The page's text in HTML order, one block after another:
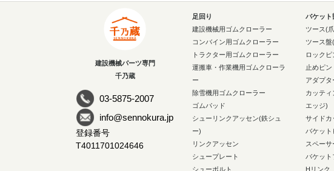
建設機械パーツ専門
千乃蔵
03-5875-2007
info@sennokura.jp
登録番号
T4011701024646
足回り
建設機械用ゴムクローラー
コンバイン用ゴムクローラー
トラクター用ゴムクローラー
運搬車・作業機用ゴムクローラ
ー
除雪機用ゴムクローラー
ゴムパッド
シューリンクアッセン(鉄シュ
ー)
リンクアッセン
シュープレート
シューボルト
バケット
ツース(
ツース盤
ロック
止めピ
アダプタ
カッティ
エッジ)
サイドカ
バケット
スペーサ
バケット
Hリンク